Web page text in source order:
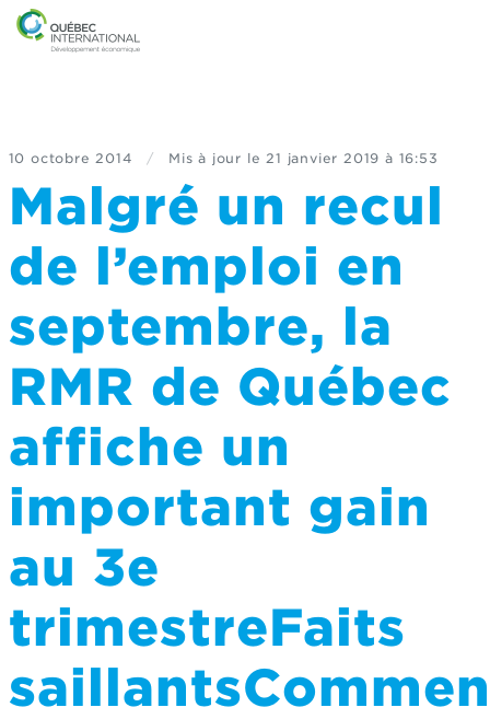
10 octobre 2014 / Mis à jour le 21 janvier 2019 à 16:53
Malgré un recul
de l’emploi en
septembre, la
RMR de Québec
affiche un
important gain
au 3e
trimestreFaits